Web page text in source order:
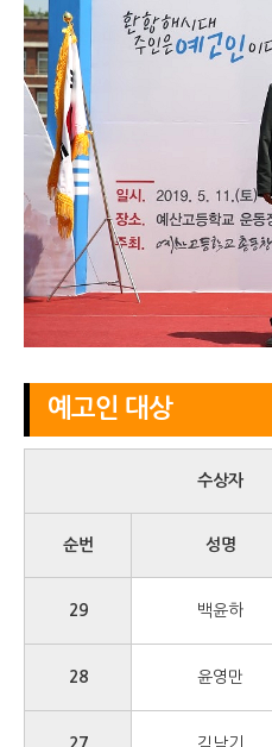
예고인 대상
수상자
순번 성명
29 백윤하
28 윤영만
27 김남기